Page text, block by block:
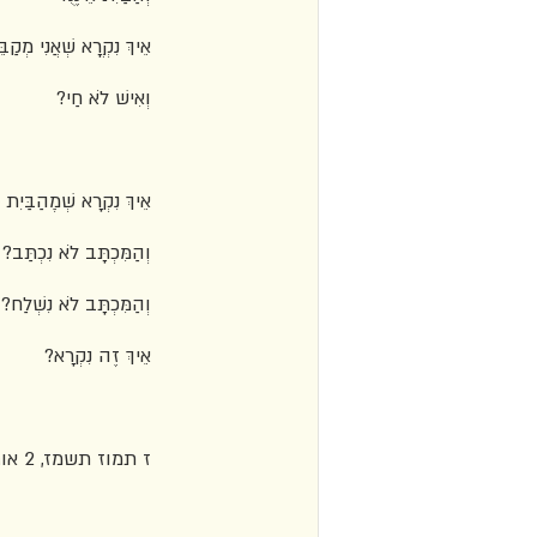
אֵיךְ נִקְרֳא שְׁאֲנִי
וְאִישׁ לֹא חַי?
אֵיךְ נִקְרָא שְׁמְֵהַבַּיִת
וְהַמִּכְתָּב לֹא נִכְתַּב?
וְהַמִּכְתָּב לֹא נִשְׁלַח?
אֵיךְ זֶה נִקְרָא?
ז תמוז תשמז, 2 אוגוסט 1987